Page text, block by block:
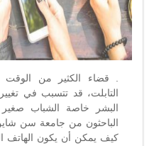
. قضاء الكثير من الوقت
التابلت، قد تتسبب في
البشر خاصة الشباب
الباحثون من جامعة سن
كيف يمكن أن يكون الهاتف